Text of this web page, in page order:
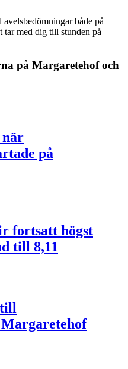
både på
tar med dig till stunden på
på Margaretehof och
på
fortsatt högst
till 8,11
Margaretehof